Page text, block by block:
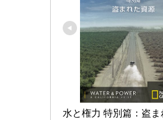
水と権力 特別篇：盗